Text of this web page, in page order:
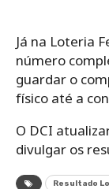
Já na Loteria
número
guardar o
físico até a
O DCI
divulgar os
Resultado